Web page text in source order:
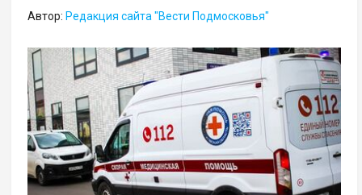
Автор: Редакция сайта "Вести Подмосковья"